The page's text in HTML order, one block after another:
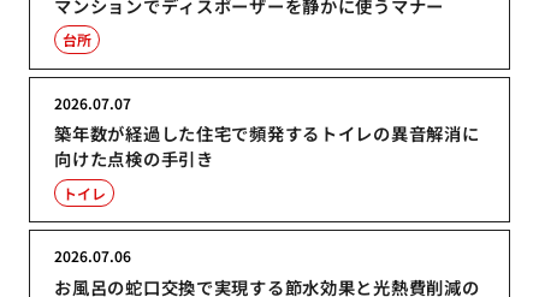
マンションでディスポーザーを静かに使うマナー
台所
築年数が経過した住宅で頻発するトイレの異音解消に
向けた点検の手引き
2026.07.07
トイレ
お風呂の蛇口交換で実現する節水効果と光熱費削減の
2026.07.06